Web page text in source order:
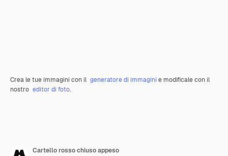
Crea le tue immagini con il generatore di immagini e modificale con il
nostro editor di foto.
Cartello rosso chiuso appeso